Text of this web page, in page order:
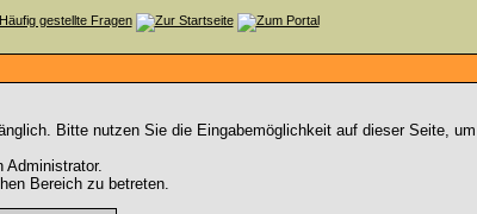
Bitte nutzen Sie die Eingabemöglichkeit auf dieser Seite,
Administrator.
Bereich zu betreten.